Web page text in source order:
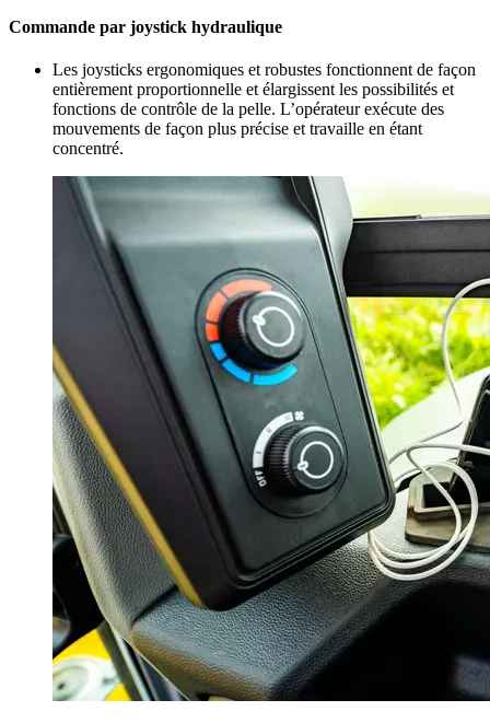
Commande par joystick hydraulique
Les joysticks ergonomiques et robustes fonctionnent de façon
entièrement proportionnelle et élargissent les possibilités et
fonctions de contrôle de la pelle. L’opérateur exécute des
mouvements de façon plus précise et travaille en étant
concentré.